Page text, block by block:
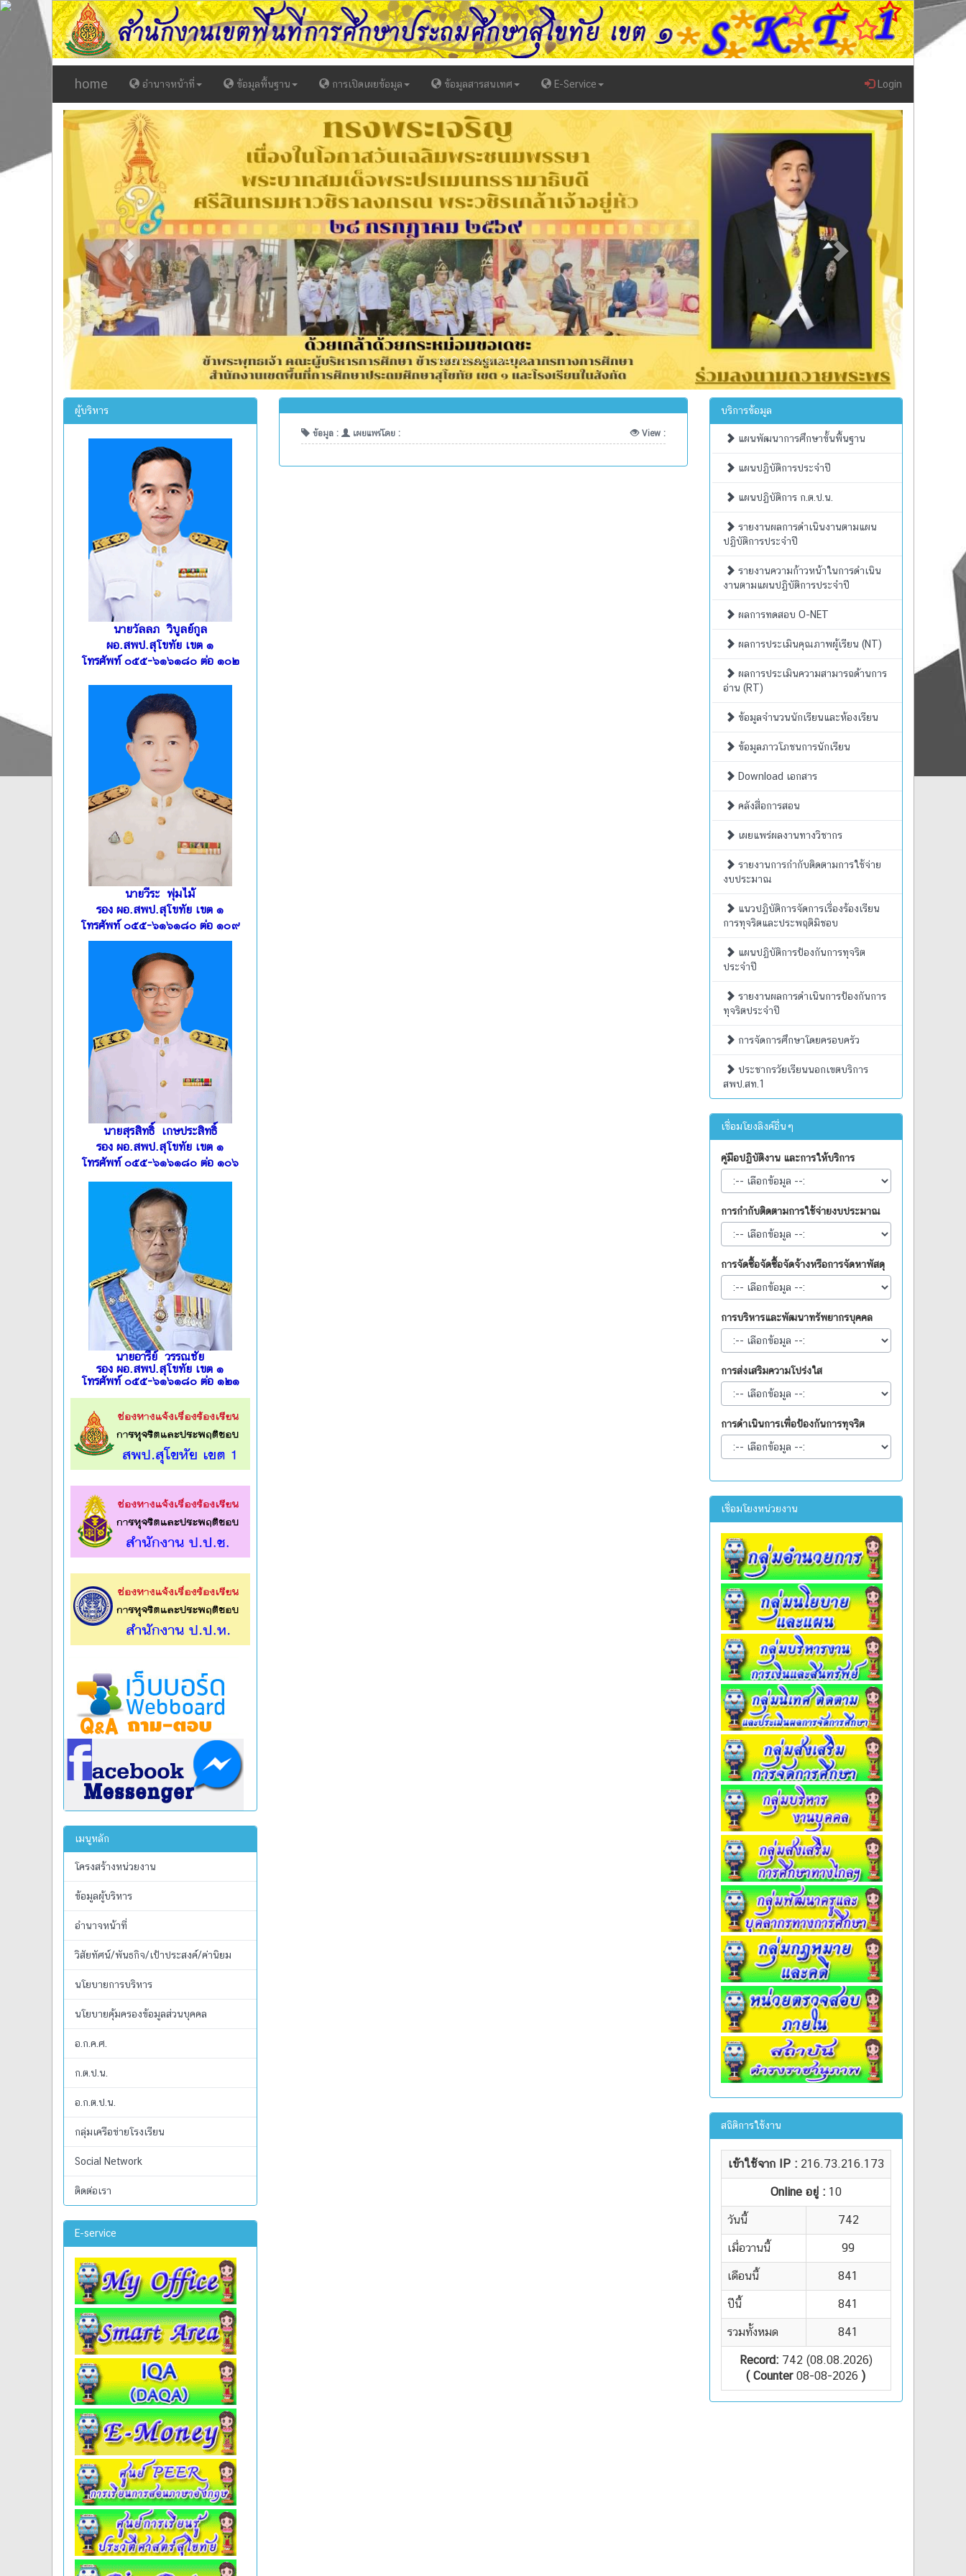
home อำนาจหน้าที่ ข้อมูลพื้นฐาน การเปิดเผยข้อมูล ข้อมูลสารสนเทศ E-Service Login
Previous Next
ผู้บริหาร
นายวัลลภ วิบูลย์กูล
ผอ.สพป.สุโขทัย เขต ๑
โทรศัพท์ ๐๕๕-๖๑๖๑๘๐ ต่อ ๑๐๒
นายวีระ พุ่มไม้
รอง ผอ.สพป.สุโขทัย เขต ๑
โทรศัพท์ ๐๕๕-๖๑๖๑๘๐ ต่อ ๑๐๙
นายสุรสิทธิ์ เกษประสิทธิ์
รอง ผอ.สพป.สุโขทัย เขต ๑
โทรศัพท์ ๐๕๕-๖๑๖๑๘๐ ต่อ ๑๐๖
นายอารีย์ วรรณชัย
รอง ผอ.สพป.สุโขทัย เขต ๑
โทรศัพท์ ๐๕๕-๖๑๖๑๘๐ ต่อ ๑๒๑
เมนูหลัก
โครงสร้างหน่วยงาน
ข้อมูลผู้บริหาร
อำนาจหน้าที่
วิสัยทัศน์/พันธกิจ/เป้าประสงค์/ค่านิยม
นโยบายการบริหาร
นโยบายคุ้มครองข้อมูลส่วนบุคคล
อ.ก.ค.ศ.
ก.ต.ป.น.
อ.ก.ต.ป.น.
กลุ่มเครือข่ายโรงเรียน
Social Network
ติดต่อเรา
E-service
ข้อมูล : เผยแพร่โดย : View :
บริการข้อมูล
แผนพัฒนาการศึกษาขั้นพื้นฐาน
แผนปฏิบัติการประจำปี
แผนปฏิบัติการ ก.ต.ป.น.
รายงานผลการดำเนินงานตามแผน
ปฏิบัติการประจำปี
รายงานความก้าวหน้าในการดำเนิน
งานตามแผนปฏิบัติการประจำปี
ผลการทดสอบ O-NET
ผลการประเมินคุณภาพผู้เรียน (NT)
ผลการประเมินความสามารถด้านการ
อ่าน (RT)
ข้อมูลจำนวนนักเรียนและห้องเรียน
ข้อมูลภาวโภชนการนักเรียน
Download เอกสาร
คลังสื่อการสอน
เผยแพร่ผลงานทางวิชากร
รายงานการกำกับติดตามการใช้จ่าย
งบประมาณ
แนวปฏิบัติการจัดการเรื่องร้องเรียน
การทุจริตและประพฤติมิชอบ
แผนปฏิบัติการป้องกันการทุจริต
ประจำปี
รายงานผลการดำเนินการป้องกันการ
ทุจริตประจำปี
การจัดการศึกษาโดยครอบครัว
ประชากรวัยเรียนนอกเขตบริการ
สพป.สท.1
เชื่อมโยงลิงค์อื่นๆ
คู่มือปฏิบัติงาน และการให้บริการ
การกำกับติดตามการใช้จ่ายงบประมาณ
การจัดซื้อจัดซื้อจัดจ้างหรือการจัดหาพัสดุ
การบริหารและพัฒนาทรัพยากรบุคคล
การส่งเสริมความโปร่งใส
การดำเนินการเพื่อป้องกันการทุจริต
เชื่อมโยงหน่วยงาน
สถิติการใช้งาน
เข้าใช้จาก IP : 216.73.216.173
Online อยู่ : 10
วันนี้ 742
เมื่อวานนี้ 99
เดือนนี้ 841
ปีนี้ 841
รวมทั้งหมด 841
Record:742 (08.08.2026)
( Counter08-08-2026 )